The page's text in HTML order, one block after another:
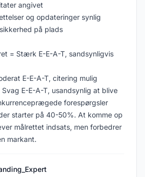
angivet
og opdateringer synlig
på plads
= Stærk E-E-A-T, sandsynligvis
E-E-A-T, citering mulig
E-E-A-T, usandsynlig at blive
forespørgsler
starter på 40-50%. At komme op
målrettet indsats, men forbedrer
markant.